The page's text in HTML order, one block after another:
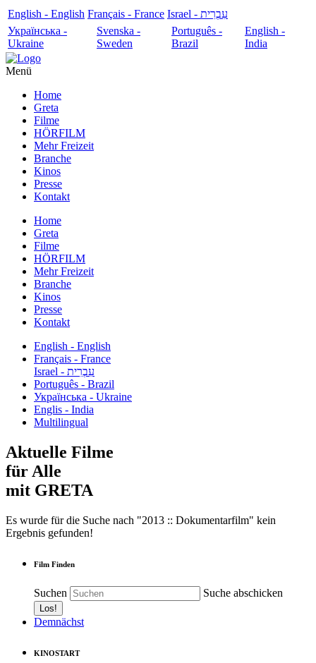
English - English Français - France
עִבְרִית - Israel
Українська -
Ukraine
Svenska -
Sweden
Português -
Brazil
English -
India
Menü
Home
Greta
Filme
HÖRFILM
Mehr Freizeit
Branche
Kinos
Presse
Kontakt
Home
Greta
Filme
HÖRFILM
Mehr Freizeit
Branche
Kinos
Presse
Kontakt
English - English
Français - France
עִבְרִית - Israel
Português - Brazil
Українська - Ukraine
Englis - India
Multilingual
Aktuelle Filme
für Alle
mit GRETA
Es wurde für die Suche nach "2013 :: Dokumentarfilm" kein
Ergebnis gefunden!
Film Finden
Suchen Suche abschicken
Demnächst
KINOSTART